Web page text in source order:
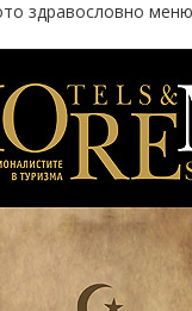
здравословно